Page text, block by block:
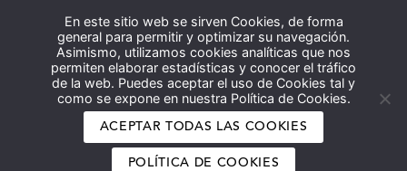
En este sitio web se sirven Cookies, de forma
general para permitir y optimizar su navegación.
Asimismo, utilizamos cookies analíticas que nos
permiten elaborar estadísticas y conocer el tráfico
de la web. Puedes aceptar el uso de Cookies tal y
como se expone en nuestra Política de Cookies.
ACEPTAR TODAS LAS COOKIES
POLÍTICA DE COOKIES
Español English